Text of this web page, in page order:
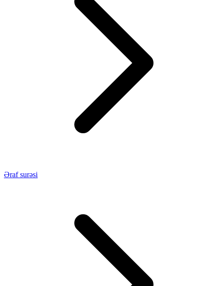
Əraf surəsi